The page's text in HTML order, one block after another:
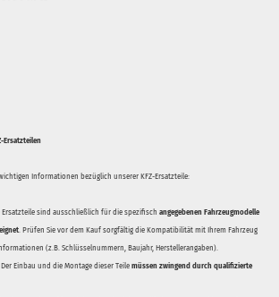
Ersatzteilen
Informationen bezüglich unserer KFZ-Ersatzteile:
Ersatzteile sind ausschließlich für die spezifisch angegebenen Fahrzeugmodelle
. Prüfen Sie vor dem Kauf sorgfältig die Kompatibilität mit Ihrem Fahrzeug
(z.B. Schlüsselnummern, Baujahr, Herstellerangaben).
Der Einbau und die Montage dieser Teile müssen zwingend durch qualifizierte